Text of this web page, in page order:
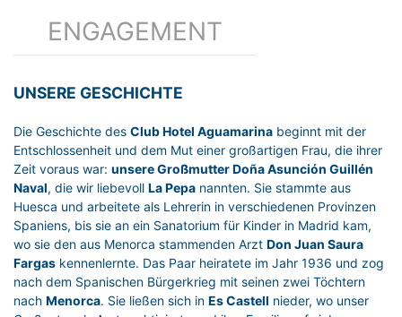
ENGAGEMENT
UNSERE GESCHICHTE
Die Geschichte des Club Hotel Aguamarina beginnt mit der
Entschlossenheit und dem Mut einer großartigen Frau, die ihrer
Zeit voraus war: unsere Großmutter Doña Asunción Guillén
Naval, die wir liebevoll La Pepa nannten. Sie stammte aus
Huesca und arbeitete als Lehrerin in verschiedenen Provinzen
Spaniens, bis sie an ein Sanatorium für Kinder in Madrid kam,
wo sie den aus Menorca stammenden Arzt Don Juan Saura
Fargas kennenlernte. Das Paar heiratete im Jahr 1936 und zog
nach dem Spanischen Bürgerkrieg mit seinen zwei Töchtern
nach Menorca. Sie ließen sich in Es Castell nieder, wo unser